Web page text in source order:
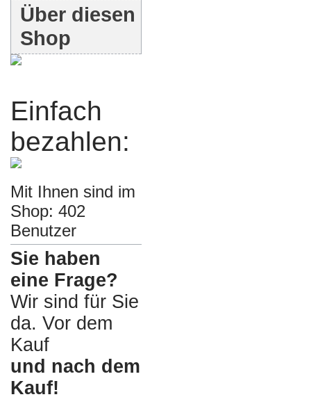
Über diesen
Shop
Einfach
bezahlen:
Mit Ihnen sind im
Shop: 402
Benutzer
Sie haben
eine Frage?
Wir sind für Sie
da. Vor dem
Kauf
und nach dem
Kauf!